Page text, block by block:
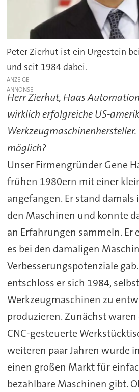
Peter Zierhut ist ein Urgestein
und seit 1984 dabei.
ANZEIGE
Herr Zierhut, Haas
wirklich erfolgreiche US-
möglich?
Unser Firmengründer Gene
frühen 1980ern mit einer
angefangen. Er stand damals
den Maschinen und konnte
an Erfahrungen sammeln. Er
es bei den damaligen
Verbesserungspotenziale
entschloss er sich 1984,
Werkzeugmaschinen zu
produzieren. Zunächst waren
CNC-gesteuerte
weiteren paar Jahren wurde
einen großen Markt für
bezahlbare Maschinen gibt.